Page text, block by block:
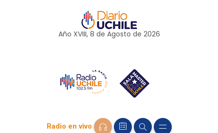
Año XVIII, 8 de Agosto de 2026
Radio en vivo